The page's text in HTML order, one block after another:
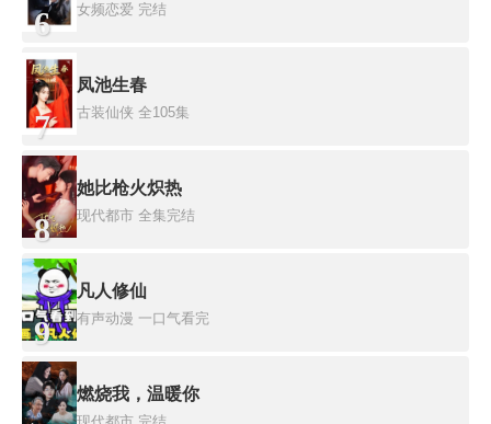
6 女频恋爱 完结
7
凤池生春
古装仙侠 全105集
8
她比枪火炽热
现代都市 全集完结
9
凡人修仙
有声动漫 一口气看完
燃烧我，温暖你